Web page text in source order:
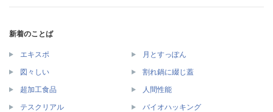
新着のことば
エキスポ 月とすっぽん
図々しい 割れ鍋に綴じ蓋
超加工食品 人間性能
テスクリアル バイオハッキング